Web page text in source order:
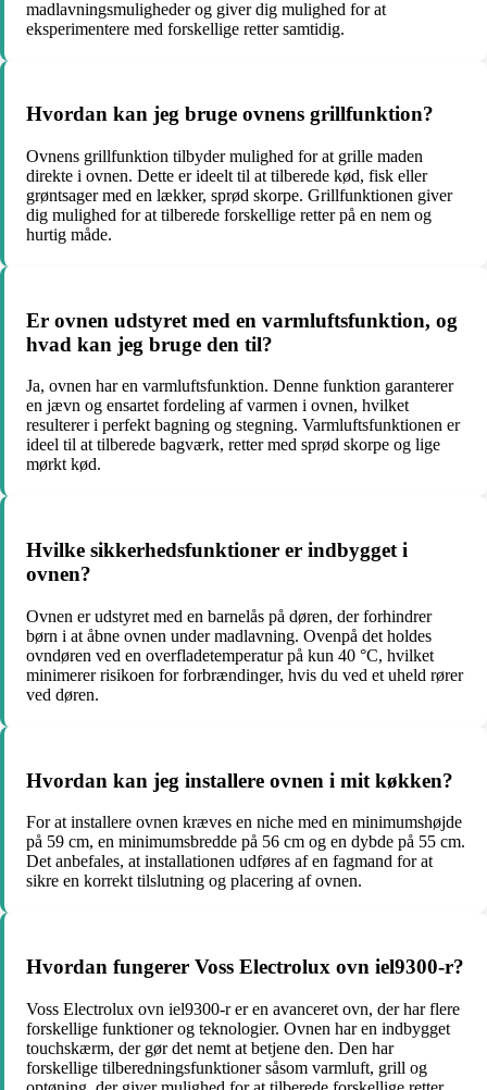
madlavningsmuligheder og giver dig mulighed for at
eksperimentere med forskellige retter samtidig.
Hvordan kan jeg bruge ovnens grillfunktion?
Ovnens grillfunktion tilbyder mulighed for at grille maden
direkte i ovnen. Dette er ideelt til at tilberede kød, fisk eller
grøntsager med en lækker, sprød skorpe. Grillfunktionen giver
dig mulighed for at tilberede forskellige retter på en nem og
hurtig måde.
Er ovnen udstyret med en varmluftsfunktion, og
hvad kan jeg bruge den til?
Ja, ovnen har en varmluftsfunktion. Denne funktion garanterer
en jævn og ensartet fordeling af varmen i ovnen, hvilket
resulterer i perfekt bagning og stegning. Varmluftsfunktionen er
ideel til at tilberede bagværk, retter med sprød skorpe og lige
mørkt kød.
Hvilke sikkerhedsfunktioner er indbygget i
ovnen?
Ovnen er udstyret med en barnelås på døren, der forhindrer
børn i at åbne ovnen under madlavning. Ovenpå det holdes
ovndøren ved en overfladetemperatur på kun 40 °C, hvilket
minimerer risikoen for forbrændinger, hvis du ved et uheld rører
ved døren.
Hvordan kan jeg installere ovnen i mit køkken?
For at installere ovnen kræves en niche med en minimumshøjde
på 59 cm, en minimumsbredde på 56 cm og en dybde på 55 cm.
Det anbefales, at installationen udføres af en fagmand for at
sikre en korrekt tilslutning og placering af ovnen.
Hvordan fungerer Voss Electrolux ovn iel9300-r?
Voss Electrolux ovn iel9300-r er en avanceret ovn, der har flere
forskellige funktioner og teknologier. Ovnen har en indbygget
touchskærm, der gør det nemt at betjene den. Den har
forskellige tilberedningsfunktioner såsom varmluft, grill og